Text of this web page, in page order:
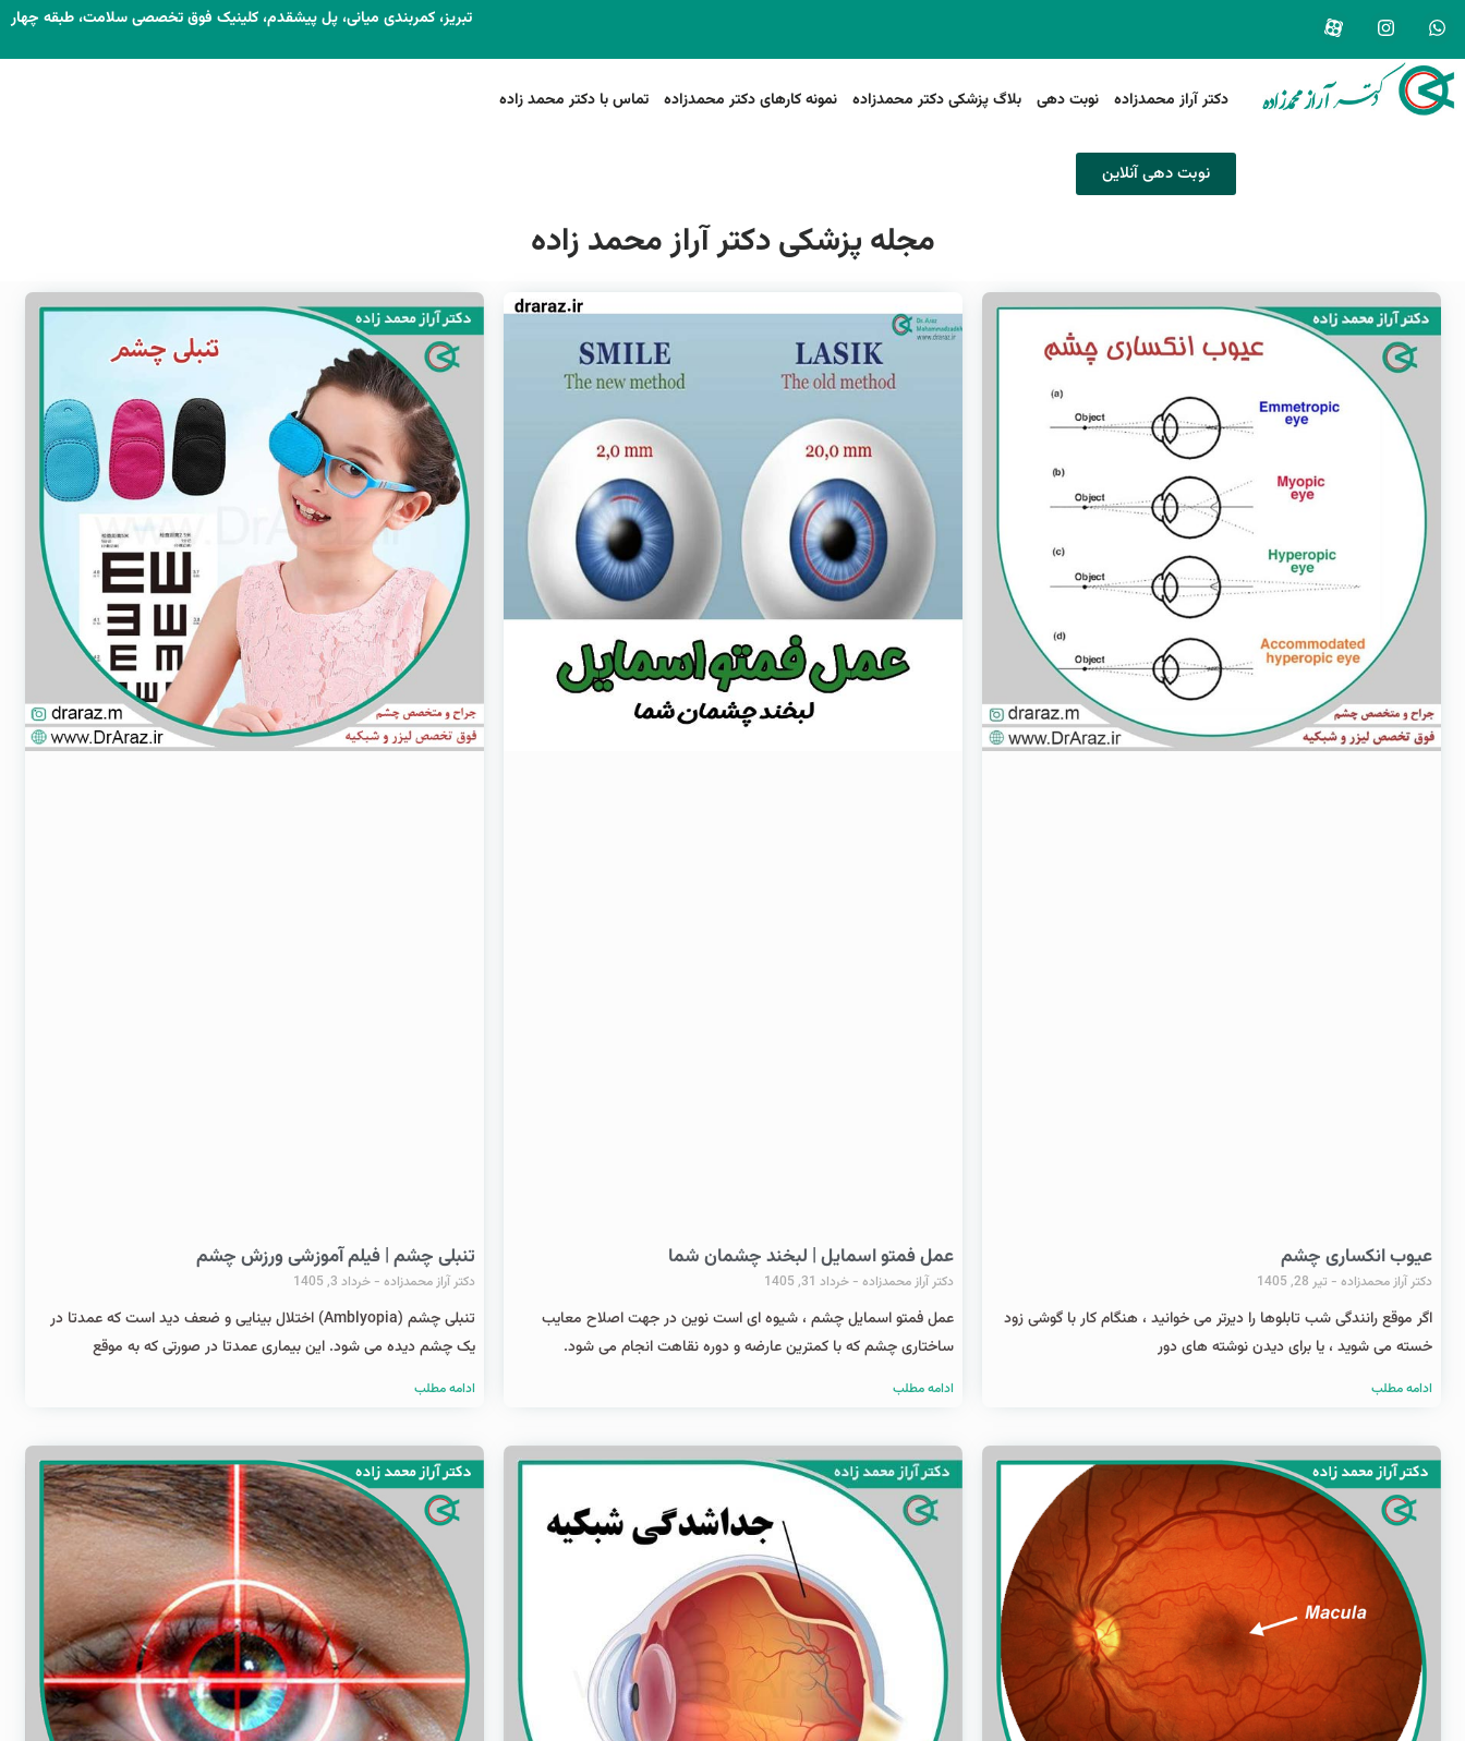
تبریز، کمربندی میانی، پل پیشقدم، کلینیک فوق تخصصی سلامت، طبقه چهار
دکتر آراز محمدزاده نوبت دهی بلاگ پزشکی دکتر محمدزاده نمونه کارهای دکتر محمدزاده تماس با دکتر محمد زاده
نوبت دهی آنلاین
مجله پزشکی دکتر آراز محمد زاده
عیوب انکساری چشم
دکتر آراز محمدزاده تیر 28, 1405
اگر موقع رانندگی شب تابلوها را دیرتر می خوانید ، هنگام کار با گوشی زود
خسته می شوید ، یا برای دیدن نوشته های دور
ادامه مطلب
عمل فمتو اسمایل | لبخند چشمان شما
دکتر آراز محمدزاده خرداد 31, 1405
عمل فمتو اسمایل چشم ، شیوه ای است نوین در جهت اصلاح معایب
ساختاری چشم که با کمترین عارضه و دوره نقاهت انجام می شود.
ادامه مطلب
تنبلی چشم | فیلم آموزشی ورزش چشم
دکتر آراز محمدزاده خرداد 3, 1405
تنبلی چشم (Amblyopia) اختلال بینایی و ضعف دید است که عمدتا در
یک چشم دیده می شود. این بیماری عمدتا در صورتی که به موقع
ادامه مطلب